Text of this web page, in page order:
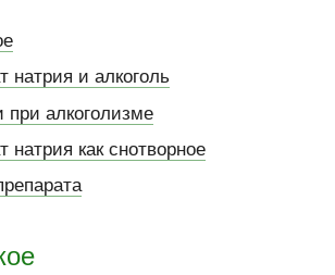
натрия и алкоголь
при алкоголизме
натрия как снотворное